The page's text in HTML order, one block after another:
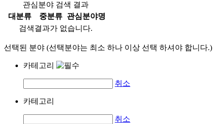
관심분야 검색 결과
대분류
중분류
관심분야명
검색결과가 없습니다.
선택된 분야 (선택분야는 최소 하나 이상 선택 하셔야 합니다.)
카테고리
취소
카테고리
취소